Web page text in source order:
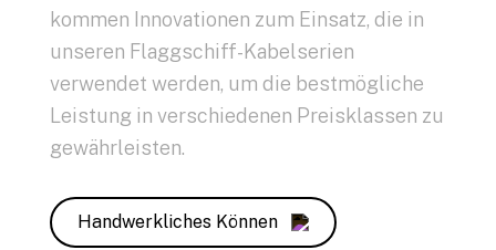
kommen Innovationen zum Einsatz, die in
unseren Flaggschiff-Kabelserien
verwendet werden, um die bestmögliche
Leistung in verschiedenen Preisklassen zu
gewährleisten.
Handwerkliches Können